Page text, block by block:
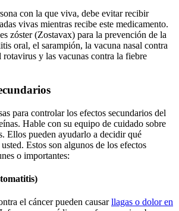
con la que viva, debe evitar recibir
vivas mientras recibe este medicamento.
zóster (Zostavax) para la prevención de la
oral, el sarampión, la vacuna nasal contra
y las vacunas contra la fiebre
para controlar los efectos secundarios del
Hable con su equipo de cuidado sobre
Ellos pueden ayudarlo a decidir qué
Estos son algunos de los efectos
o importantes:
el cáncer pueden causarllagas o dolor en